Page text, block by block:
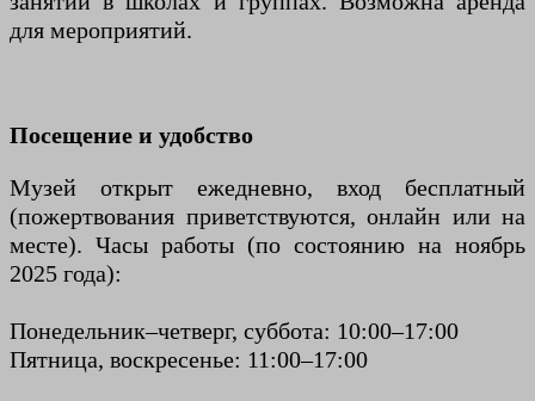
для мероприятий.
Посещение и удобство
Музей открыт ежедневно, вход бесплатный
(пожертвования приветствуются, онлайн или на
месте). Часы работы (по состоянию на ноябрь
2025 года):
Понедельник–четверг, суббота: 10:00–17:00
Пятница, воскресенье: 11:00–17:00